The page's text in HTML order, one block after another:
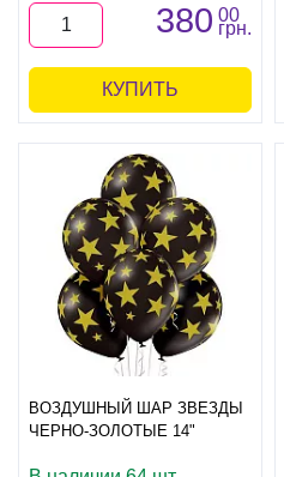
380 00
грн.
КУПИТЬ
ВОЗДУШНЫЙ ШАР ЗВЕЗДЫ
ЧЕРНО-ЗОЛОТЫЕ 14"